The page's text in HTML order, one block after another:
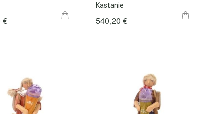
€
Kastanie
540,20 €